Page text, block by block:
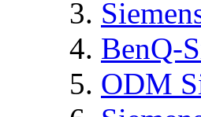
BenQ-
ODM